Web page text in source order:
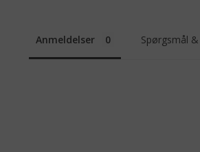
Anmeldelser Spørgsmål